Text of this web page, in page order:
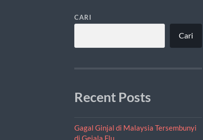
CARI
Cari
Recent Posts
Gagal Ginjal di Malaysia Tersembunyi
di Gejala Flu